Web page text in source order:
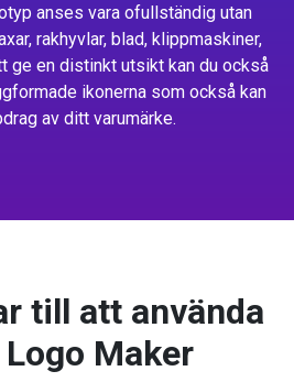
anses vara ofullständig utan
rakhyvlar, blad, klippmaskiner,
ge en distinkt utsikt kan du också
ikonerna som också kan
av ditt varumärke.
till att använda
Maker